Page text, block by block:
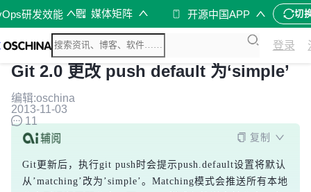
研发效能 媒体矩阵 开源中国APP 切
登录
Git 2.0 更改 push default 为‘simple’
编辑:oschina
2013-11-03
11
复制
Git更新后，执行git push时会提示push.default设置将默认
从’matching’改为’simple’。Matching模式会推送所有本地